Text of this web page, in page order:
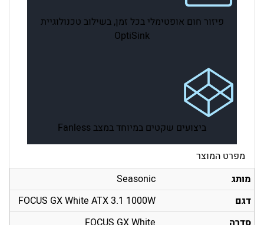
פיזור חום אופטימלי בכל זמן, בשילוב טכנולוגיית
OptiSink
ביצועים שקטים במיוחד במצב Fanless
מפרט המוצר
מותג
Seasonic
דגם
FOCUS GX White ATX 3.1 1000W